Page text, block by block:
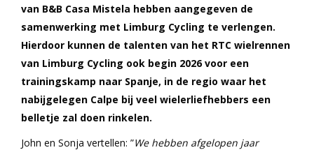
van B&B Casa Mistela hebben aangegeven de
samenwerking met Limburg Cycling te verlengen.
Hierdoor kunnen de talenten van het RTC wielrennen
van Limburg Cycling ook begin 2026 voor een
trainingskamp naar Spanje, in de regio waar het
nabijgelegen Calpe bij veel wielerliefhebbers een
belletje zal doen rinkelen.
John en Sonja vertellen: ”We hebben afgelopen jaar